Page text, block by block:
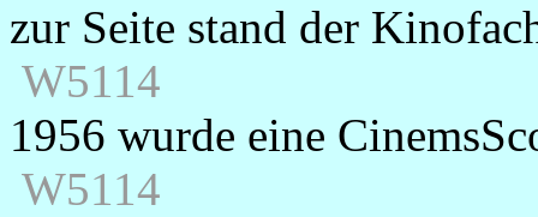
zur Seite stand der
W5114
1956 wurde eine
W5114